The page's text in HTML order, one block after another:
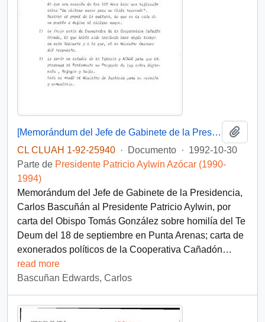
[Memorándum del Jefe de Gabinete de la Presidencia al Presidente Patricio Aylwin]
CL CLUAH 1-92-25940 · Documento · 1992-10-30
Parte de Presidente Patricio Aylwin Azócar (1990-
1994)
Memorándum del Jefe de Gabinete de la Presidencia,
Carlos Bascuñán al Presidente Patricio Aylwin, por
carta del Obispo Tomás González sobre homilía del Te
Deum del 18 de septiembre en Punta Arenas; carta de
exonerados políticos de la Cooperativa Cañadón…
read more
Bascuñan Edwards, Carlos